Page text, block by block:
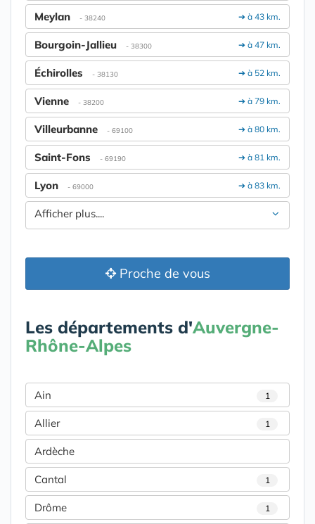
➔ à 43 km.
Meylan - 38240
➔ à 47 km.
Bourgoin-Jallieu - 38300
➔ à 52 km.
Échirolles - 38130
➔ à 79 km.
Vienne - 38200
➔ à 80 km.
Villeurbanne - 69100
➔ à 81 km.
Saint-Fons - 69190
➔ à 83 km.
Lyon - 69000
Afficher plus....
Proche de vous
Les départements d'Auvergne-
Rhône-Alpes
Ain 1
Allier 1
Ardèche
Cantal 1
Drôme 1